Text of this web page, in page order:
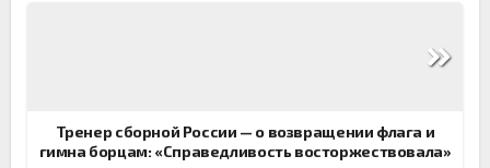
Тренер сборной России — о возвращении флага и
гимна борцам: «Справедливость восторжествовала»